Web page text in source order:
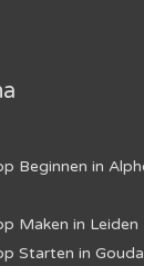
Beginnen in
Maken in Leiden
Starten in Gouda